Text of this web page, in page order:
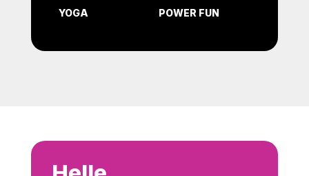
YOGA POWER FUN